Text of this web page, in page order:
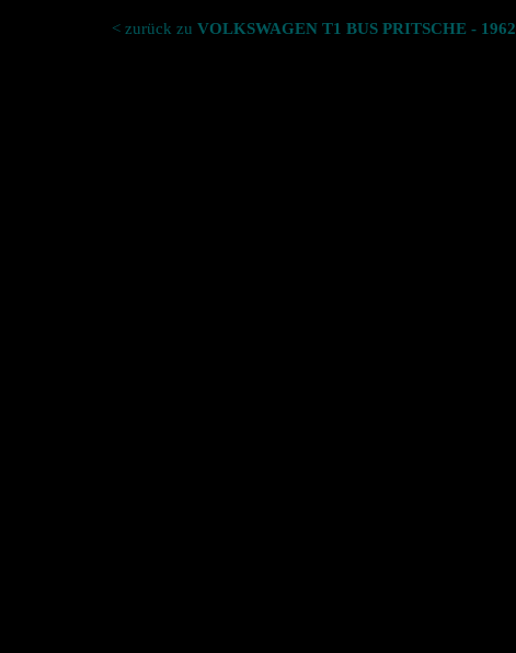
< zurück zu VOLKSWAGEN T1 BUS PRITSCHE - 1962